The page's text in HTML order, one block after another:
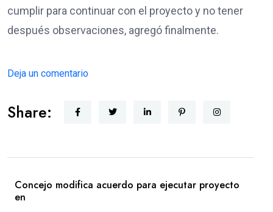
cumplir para continuar con el proyecto y no tener
después observaciones, agregó finalmente.
Deja un comentario
Share:
Concejo modifica acuerdo para ejecutar proyecto
en